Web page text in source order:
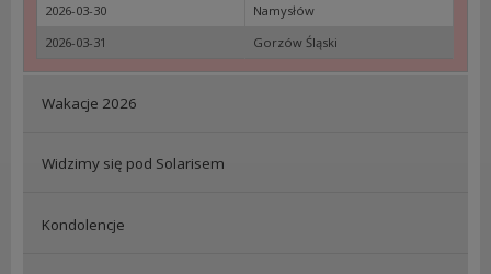
2026-03-30
Namysłów
2026-03-31
Gorzów Śląski
Wakacje 2026
Widzimy się pod Solarisem
Kondolencje